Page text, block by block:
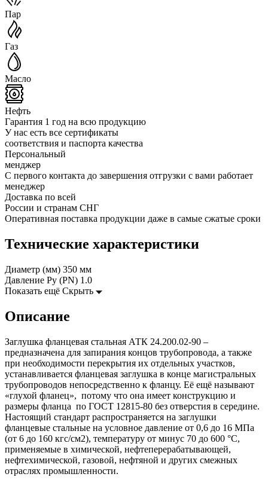
Пар
Газ
Масло
Нефть
Гарантия 1 год на всю продукцию
У нас есть все сертификаты
соответствия и паспорта качества
Персональный
менджер
С первого контакта до завершения отгрузки с вами работает
менеджер
Доставка по всей
России и странам СНГ
Оперативная поставка продукции даже в самые сжатые сроки
Технические характеристики
Диаметр (мм) 350 мм
Давление Ру (PN) 1.0
Показать ещё Скрыть
Описание
Заглушка фланцевая стальная АТК 24.200.02-90 –
предназначена для запирания концов трубопровода, а также
при необходимости перекрытия их отдельных участков,
устанавливается фланцевая заглушка в конце магистральных
трубопроводов непосредственно к фланцу. Её ещё называют
«глухой фланец», потому что она имеет конструкцию и
размеры фланца по ГОСТ 12815-80 без отверстия в середине.
Настоящий стандарт распространяется на заглушки
фланцевые стальные на условное давление от 0,6 до 16 МПа
(от 6 до 160 кгс/см2), температуру от минус 70 до 600 °С,
применяемые в химической, нефтеперерабатывающей,
нефтехимической, газовой, нефтяной и других смежных
отраслях промышленности.